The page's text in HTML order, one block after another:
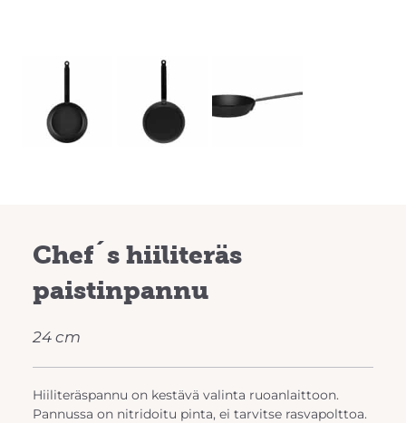
Chef´s hiiliteräs
paistinpannu
24 cm
Hiiliteräspannu on kestävä valinta ruoanlaittoon.
Pannussa on nitridoitu pinta, ei tarvitse rasvapolttoa.